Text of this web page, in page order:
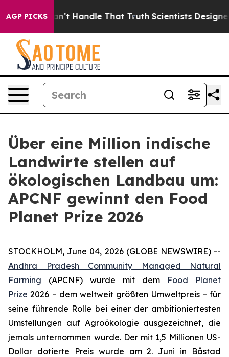
AGP PICKS
he can’t Handle That Truth Scientists Designed a
Über eine Million indische
Landwirte stellen auf
ökologischen Landbau um:
APCNF gewinnt den Food
Planet Prize 2026
STOCKHOLM, June 04, 2026 (GLOBE NEWSWIRE) --
Andhra Pradesh Community Managed Natural
Farming (APCNF) wurde mit dem Food Planet
Prize 2026 – dem weltweit größten Umweltpreis – für
seine führende Rolle bei einer der ambitioniertesten
Umstellungen auf Agroökologie ausgezeichnet, die
jemals unternommen wurde. Der mit 1,5 Millionen US-
Dollar dotierte Preis wurde am 2. Juni in Båstad